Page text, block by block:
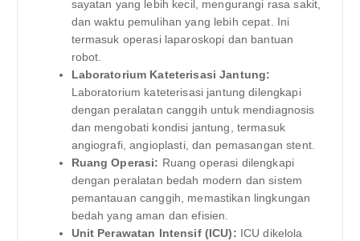
sayatan yang lebih kecil, mengurangi rasa sakit,
dan waktu pemulihan yang lebih cepat. Ini
termasuk operasi laparoskopi dan bantuan
robot.
Laboratorium Kateterisasi Jantung:
Laboratorium kateterisasi jantung dilengkapi
dengan peralatan canggih untuk mendiagnosis
dan mengobati kondisi jantung, termasuk
angiografi, angioplasti, dan pemasangan stent.
Ruang Operasi: Ruang operasi dilengkapi
dengan peralatan bedah modern dan sistem
pemantauan canggih, memastikan lingkungan
bedah yang aman dan efisien.
Unit Perawatan Intensif (ICU): ICU dikelola